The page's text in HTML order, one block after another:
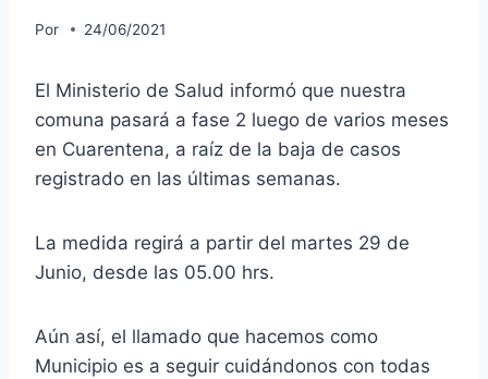
Por 24/06/2021
El Ministerio de Salud informó que nuestra
comuna pasará a fase 2 luego de varios meses
en Cuarentena, a raíz de la baja de casos
registrado en las últimas semanas.
La medida regirá a partir del martes 29 de
Junio, desde las 05.00 hrs.
Aún así, el llamado que hacemos como
Municipio es a seguir cuidándonos con todas